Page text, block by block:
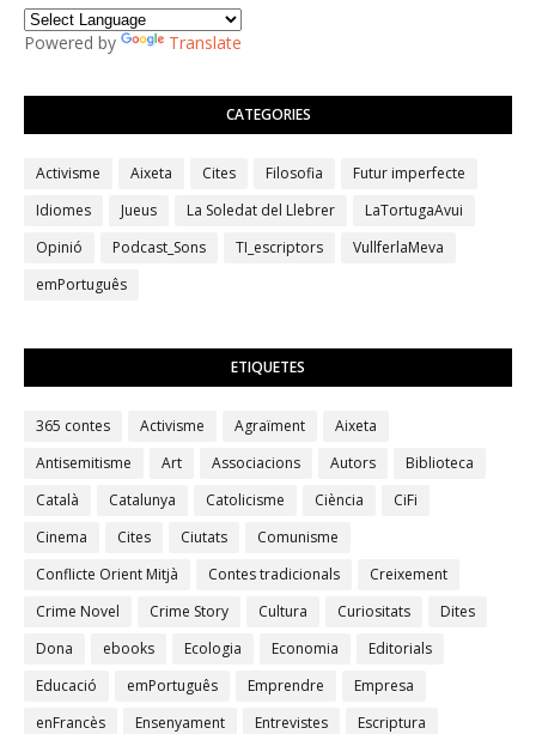
Powered by Translate
CATEGORIES
Activisme Aixeta Cites Filosofia
Futur imperfecte
Idiomes
Jueus La Soledat del Llebrer
LaTortugaAvui
Opinió
Podcast_Sons TI_escriptors
VullferlaMeva
emPortuguês
ETIQUETES
365 contes Activisme Agraïment
Aixeta
Antisemitisme
Art Associacions Autors
Biblioteca
Català
Catalunya Catolicisme Ciència
CiFi
Cinema
Cites Ciutats
Comunisme
Conflicte Orient Mitjà
Contes tradicionals
Creixement
Crime Novel
Crime Story Cultura Curiositats
Dites
Dona
ebooks Ecologia Economia
Editorials
Educació
emPortuguês Emprendre
Empresa
enFrancès
Ensenyament Entrevistes
Escriptura